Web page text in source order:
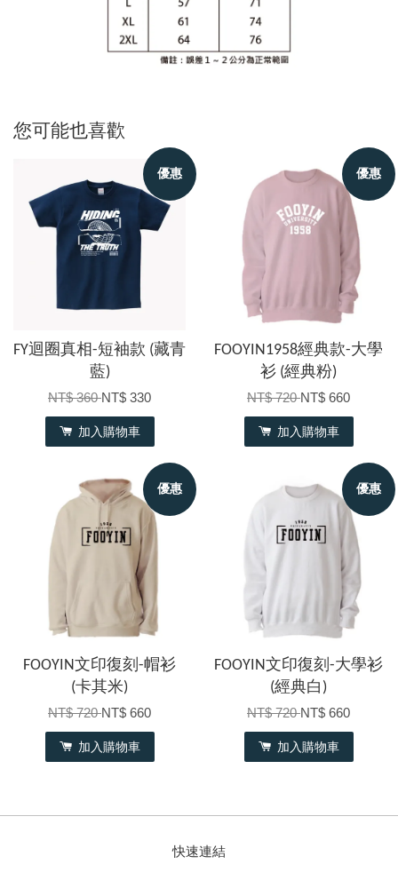
您可能也喜歡
優惠
FY迴圈真相-短袖款 (藏青
藍)
NT$ 360NT$ 330
加入購物車
優惠
FOOYIN1958經典款-大學
衫 (經典粉)
NT$ 720NT$ 660
加入購物車
優惠
FOOYIN文印復刻-帽衫
(卡其米)
NT$ 720NT$ 660
加入購物車
優惠
FOOYIN文印復刻-大學衫
(經典白)
NT$ 720NT$ 660
加入購物車
快速連結